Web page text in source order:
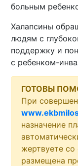
больным
Халапсины
людям с
поддержку и
с ребенком-
ГОТОВЫ
При
назначение
жертвуете со
размещена